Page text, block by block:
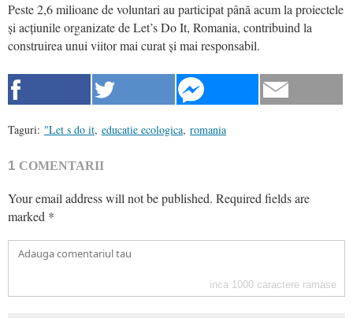
Peste 2,6 milioane de voluntari au participat până acum la proiectele
și acțiunile organizate de Let’s Do It, Romania, contribuind la
construirea unui viitor mai curat și mai responsabil.
Taguri: "Let s do it, educatie ecologica, romania
1 COMENTARII
Your email address will not be published. Required fields are
marked *
inca 1000 caractere ramase